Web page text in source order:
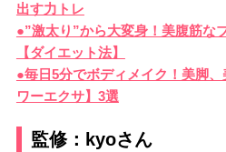
出す力トレ
●”激太り”から大変身！美腹筋な
【ダイエット法】
●毎日5分でボディメイク！美脚
ワーエクサ】3選
監修：kyoさん